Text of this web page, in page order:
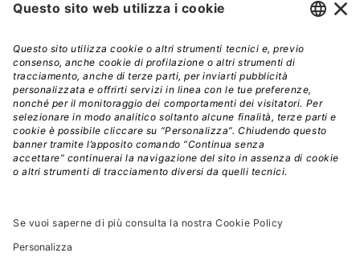
Iscriviti alla nostra newsletter e rimani sempre aggiornato sulle
Modalità di acquisto e tempi di spedizione
Diritto di recesso
Privacy policy
Termini e condizioni d'uso